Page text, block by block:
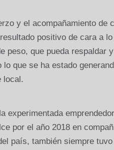
y el acompañamiento
positivo de cara a
peso, que pueda respaldar
lo que se ha estado
local.
experimentada
por el año 2018 en
país, también siempre